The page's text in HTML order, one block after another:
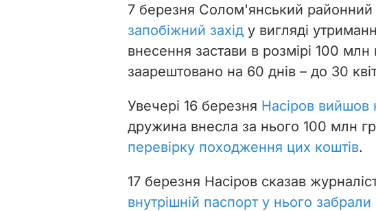
7 березня Солом'янський районний
запобіжний захід у вигляді
внесення застави в розмірі 100
заарештовано на 60 днів – до 30
Увечері 16 березня Насіров вийшов
дружина внесла за нього 100 млн
перевірку походження цих коштів.
17 березня Насіров сказав
внутрішній паспорт у нього забрали